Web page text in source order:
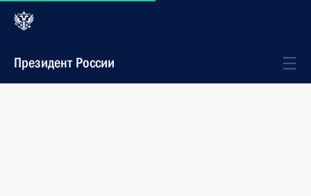
Президент России